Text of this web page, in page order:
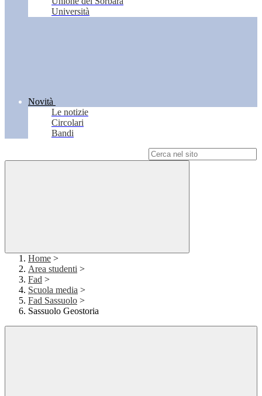
Università
Novità
Le notizie
Circolari
Bandi
Home >
Area studenti >
Fad >
Scuola media >
Fad Sassuolo >
Sassuolo Geostoria